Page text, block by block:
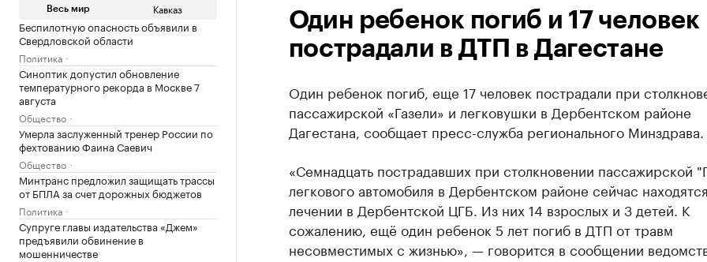
Весь мир Кавказ
Беспилотную опасность объявили в
Свердловской области
Политика
Синоптик допустил обновление
температурного рекорда в Москве 7
августа
Общество
Умерла заслуженный тренер России по
фехтованию Фаина Саевич
Общество
Минтранс предложил защищать трассы
от БПЛА за счет дорожных бюджетов
Политика
Супруге главы издательства «Джем»
предъявили обвинение в
мошенничестве
Один ребенок погиб и 17 человек
пострадали в ДТП в Дагестане
Один ребенок погиб, еще 17 человек пострадали при
пассажирской «Газели» и легковушки в Дербентском районе
Дагестана, сообщает пресс-служба регионального Минздрава.
«Семнадцать пострадавших при столкновении пассажирской
легкового автомобиля в Дербентском районе сейчас
лечении в Дербентской ЦГБ. Из них 14 взрослых и 3 детей. К
сожалению, ещё один ребенок 5 лет погиб в ДТП от травм
несовместимых с жизнью», — говорится в сообщении